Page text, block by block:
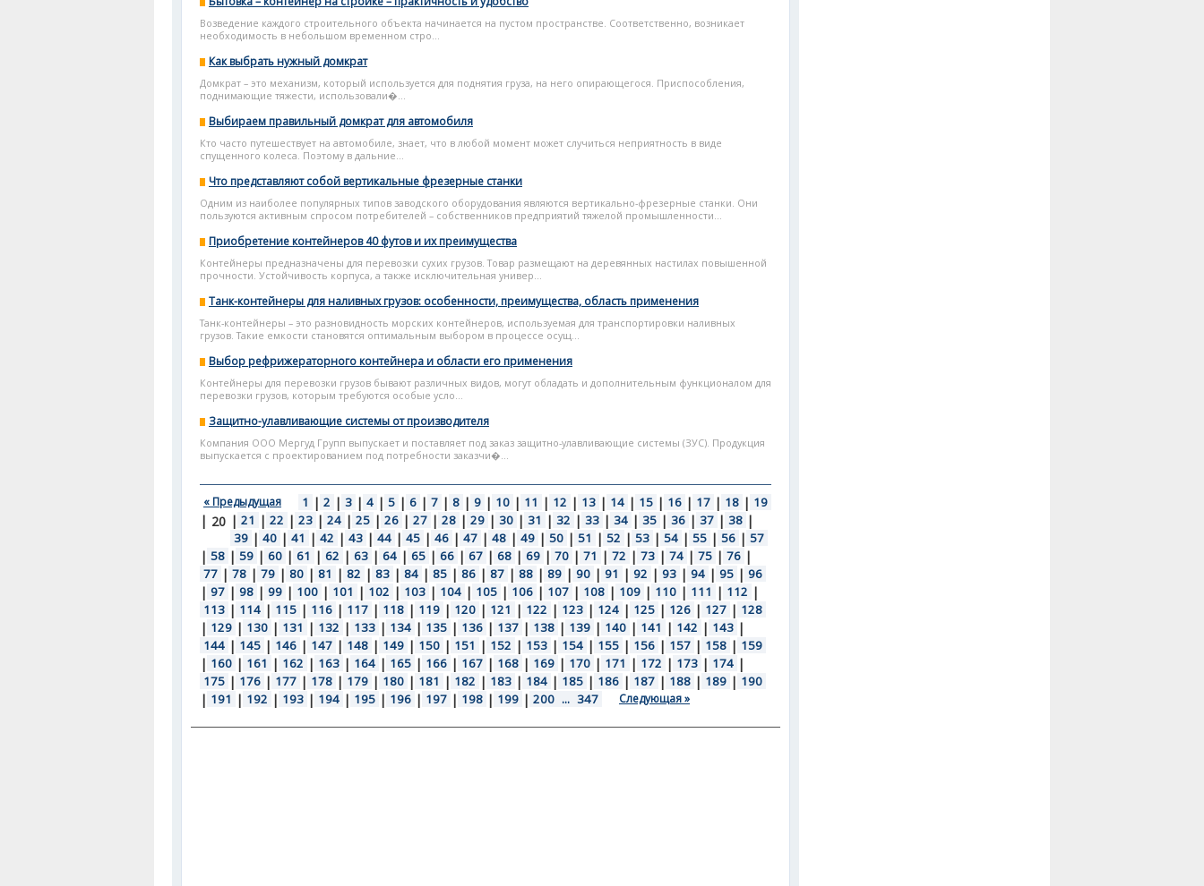
Возведение каждого строительного объекта начинается на пустом пространстве. Соответственно, возникает
необходимость в небольшом временном стро...
Как выбрать нужный домкрат
Домкрат – это механизм, который используется для поднятия груза, на него опирающегося. Приспособления,
поднимающие тяжести, использовали�...
Выбираем правильный домкрат для автомобиля
Кто часто путешествует на автомобиле, знает, что в любой момент может случиться неприятность в виде
спущенного колеса. Поэтому в дальние...
Что представляют собой вертикальные фрезерные станки
Одним из наиболее популярных типов заводского оборудования являются вертикально-фрезерные станки. Они
пользуются активным спросом потребителей – собственников предприятий тяжелой промышленности...
Приобретение контейнеров 40 футов и их преимущества
Контейнеры предназначены для перевозки сухих грузов. Товар размещают на деревянных настилах повышенной
прочности. Устойчивость корпуса, а также исключительная универ...
Танк-контейнеры для наливных грузов: особенности, преимущества, область применения
Танк-контейнеры – это разновидность морских контейнеров, используемая для транспортировки наливных
грузов. Такие емкости становятся оптимальным выбором в процессе осущ...
Выбор рефрижераторного контейнера и области его применения
Контейнеры для перевозки грузов бывают различных видов, могут обладать и дополнительным функционалом для
перевозки грузов, которым требуются особые усло...
Защитно-улавливающие системы от производителя
Компания ООО Мергуд Групп выпускает и поставляет под заказ защитно-улавливающие системы (ЗУС). Продукция
выпускается с проектированием под потребности заказчи�...
« Предыдущая 1 | 2 | 3 | 4 | 5 | 6 | 7 | 8 | 9 | 10 | 11 | 12 | 13 | 14 | 15 | 16 | 17 | 18 | 19
| 20 | 21 | 22 | 23 | 24 | 25 | 26 | 27 | 28 | 29 | 30 | 31 | 32 | 33 | 34 | 35 | 36 | 37 | 38 |
39 | 40 | 41 | 42 | 43 | 44 | 45 | 46 | 47 | 48 | 49 | 50 | 51 | 52 | 53 | 54 | 55 | 56 | 57
| 58 | 59 | 60 | 61 | 62 | 63 | 64 | 65 | 66 | 67 | 68 | 69 | 70 | 71 | 72 | 73 | 74 | 75 | 76 |
77 | 78 | 79 | 80 | 81 | 82 | 83 | 84 | 85 | 86 | 87 | 88 | 89 | 90 | 91 | 92 | 93 | 94 | 95 | 96
| 97 | 98 | 99 | 100 | 101 | 102 | 103 | 104 | 105 | 106 | 107 | 108 | 109 | 110 | 111 | 112 |
113 | 114 | 115 | 116 | 117 | 118 | 119 | 120 | 121 | 122 | 123 | 124 | 125 | 126 | 127 | 128
| 129 | 130 | 131 | 132 | 133 | 134 | 135 | 136 | 137 | 138 | 139 | 140 | 141 | 142 | 143 |
144 | 145 | 146 | 147 | 148 | 149 | 150 | 151 | 152 | 153 | 154 | 155 | 156 | 157 | 158 | 159
| 160 | 161 | 162 | 163 | 164 | 165 | 166 | 167 | 168 | 169 | 170 | 171 | 172 | 173 | 174 |
175 | 176 | 177 | 178 | 179 | 180 | 181 | 182 | 183 | 184 | 185 | 186 | 187 | 188 | 189 | 190
| 191 | 192 | 193 | 194 | 195 | 196 | 197 | 198 | 199 | 200 ... 347 Следующая »